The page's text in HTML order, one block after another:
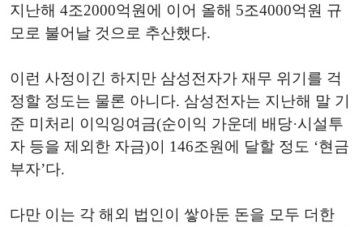
지난해 4조2000억원에 이어 올해 5조4000억원 규
모로 불어날 것으로 추산했다.
이런 사정이긴 하지만 삼성전자가 재무 위기를 걱
정할 정도는 물론 아니다. 삼성전자는 지난해 말 기
준 미처리 이익잉여금(순이익 가운데 배당·시설투
자 등을 제외한 자금)이 146조원에 달할 정도 ‘현금
부자’다.
다만 이는 각 해외 법인이 쌓아둔 돈을 모두 더한